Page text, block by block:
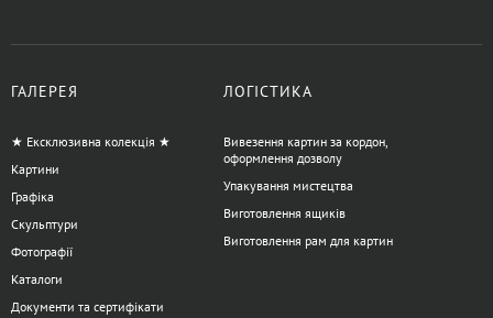
ГАЛЕРЕЯ
★ Ексклюзивна колекція ★
Картини
Графіка
Скульптури
Фотографії
Каталоги
Документи та сертифікати
ЛОГІСТИКА
Вивезення картин за кордон,
оформлення дозволу
Упакування мистецтва
Виготовлення ящиків
Виготовлення рам для картин